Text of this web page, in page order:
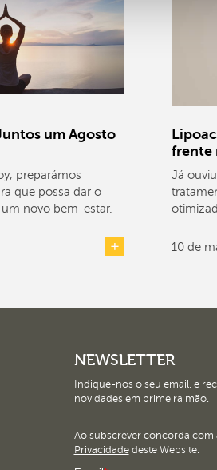
um Agosto
preparámos
que possa dar o
novo bem-estar.
frente
Já
10 de
NEWSLETTER
Indique-nos o seu email, e
novidades em primeira mão.
Ao subscrever concorda com
Privacidadedeste Website.